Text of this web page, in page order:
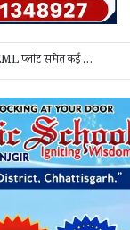
साय कैबिनेट के 7 बड़े फैसले: 500 करोड़ के AI मिशन, BEML प्लांट समेत कई अहम प्रस्तावों को मंजूरी